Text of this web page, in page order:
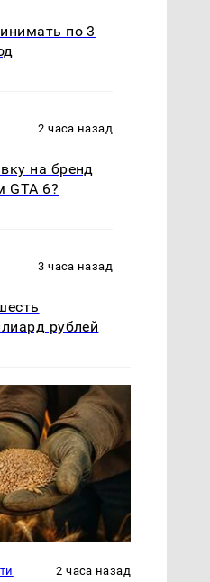
по 3
2 часа назад
на бренд
GTA 6?
3 часа назад
рублей
2 часа назад